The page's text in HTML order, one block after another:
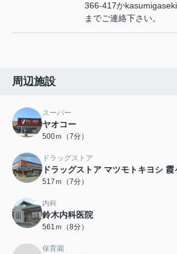
366-417か
までご連絡下さい。
周辺施設
スーパー
ヤオコー
500ｍ（7分）
ドラッグストア
ドラッグストア マツモトキヨシ 霞
517ｍ（7分）
内科
鈴木内科医院
561ｍ（8分）
保育園